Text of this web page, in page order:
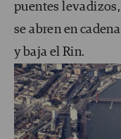
puentes
se abren en
y baja el Rin.